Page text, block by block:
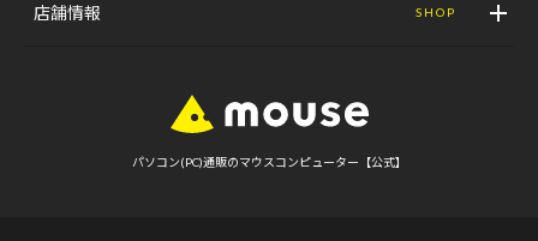
店舗情報 SHOP
パソコン(PC)通販のマウスコンピューター【公式】